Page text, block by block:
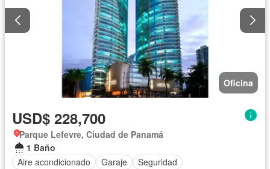
Oficina
USD$ 228,700
Parque Lefevre, Ciudad de Panamá
1 Baño
Aire acondicionado
Garaje Seguridad